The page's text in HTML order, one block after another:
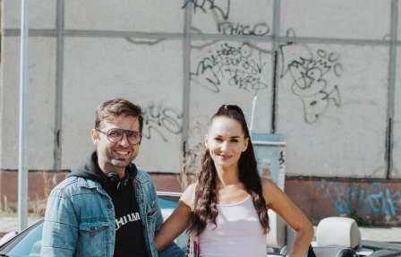
Filmový festival Karlovy Vary
Mámy sobě
Přihlášení